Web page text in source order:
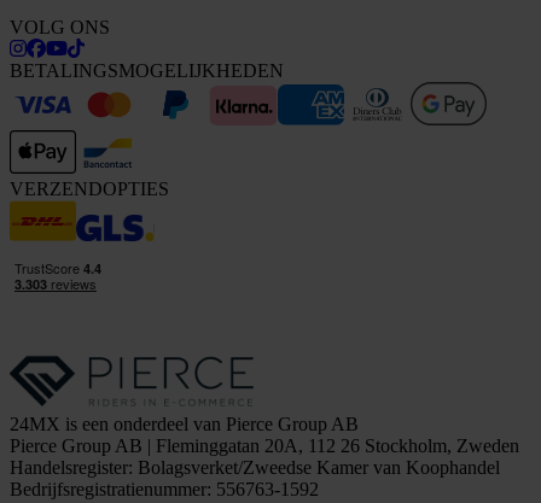
VOLG ONS
BETALINGSMOGELIJKHEDEN
VERZENDOPTIES
24MX is een onderdeel van Pierce Group AB
Pierce Group AB | Fleminggatan 20A, 112 26 Stockholm, Zweden
Handelsregister: Bolagsverket/Zweedse Kamer van Koophandel
Bedrijfsregistratienummer: 556763-1592